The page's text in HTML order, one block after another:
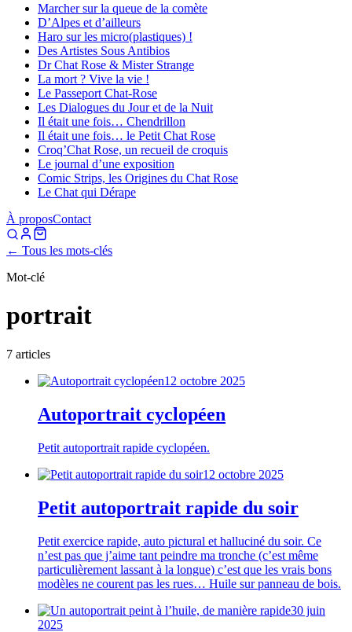
Marcher sur la queue de la comète
D’Alpes et d’ailleurs
Haro sur les micro(plastiques) !
Des Artistes Sous Antibios
Dr Chat Rose & Mister Strange
La mort ? Vive la vie !
Le Passeport Chat-Rose
Les Dialogues du Jour et de la Nuit
Il était une fois… Chendrillon
Il était une fois… le Petit Chat Rose
Croq’Chat Rose, un recueil de croquis
Le journal d’une exposition
Comic Strips, les Origines du Chat Rose
Le Chat qui Dérape
À proposContact
← Tous les mots-clés
Mot-clé
portrait
7 articles
12 octobre 2025
Autoportrait cyclopéen
Petit autoportrait rapide cyclopéen.
12 octobre 2025
Petit autoportrait rapide du soir
Petit exercice rapide, auto pictural et halluciné du soir. Ce
n’est pas que j’aime tant peindre ma tronche (c’est même
particulièrement lassant à la longue) c’est que les vrais bons
modèles ne courent pas les rues… Huile sur panneau de bois.
30 juin
2025